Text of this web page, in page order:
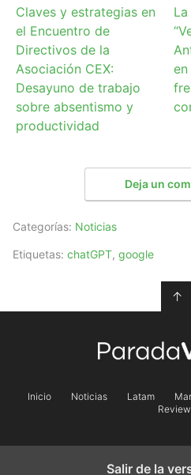
Claves y estrategias en
el Encuentro de
Directivos de la
Asociación CEX:
Desayuno de trabajo
sobre absentismo y
productividad
Deja un
Categorías: Noticias
Etiquetas: chatGPT, google
↑
Inicio Noticias Latam
Salir de la